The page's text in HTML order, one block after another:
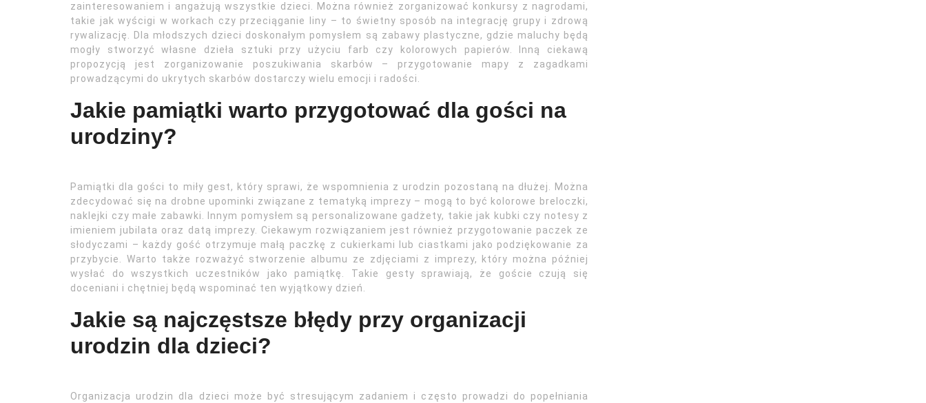
zainteresowaniem i angażują wszystkie dzieci. Można również zorganizować konkursy z nagrodami,
takie jak wyścigi w workach czy przeciąganie liny – to świetny sposób na integrację grupy i zdrową
rywalizację. Dla młodszych dzieci doskonałym pomysłem są zabawy plastyczne, gdzie maluchy będą
mogły stworzyć własne dzieła sztuki przy użyciu farb czy kolorowych papierów. Inną ciekawą
propozycją jest zorganizowanie poszukiwania skarbów – przygotowanie mapy z zagadkami
prowadzącymi do ukrytych skarbów dostarczy wielu emocji i radości.
Jakie pamiątki warto przygotować dla gości na
urodziny?
Pamiątki dla gości to miły gest, który sprawi, że wspomnienia z urodzin pozostaną na dłużej. Można
zdecydować się na drobne upominki związane z tematyką imprezy – mogą to być kolorowe breloczki,
naklejki czy małe zabawki. Innym pomysłem są personalizowane gadżety, takie jak kubki czy notesy z
imieniem jubilata oraz datą imprezy. Ciekawym rozwiązaniem jest również przygotowanie paczek ze
słodyczami – każdy gość otrzymuje małą paczkę z cukierkami lub ciastkami jako podziękowanie za
przybycie. Warto także rozważyć stworzenie albumu ze zdjęciami z imprezy, który można później
wysłać do wszystkich uczestników jako pamiątkę. Takie gesty sprawiają, że goście czują się
doceniani i chętniej będą wspominać ten wyjątkowy dzień.
Jakie są najczęstsze błędy przy organizacji
urodzin dla dzieci?
Organizacja urodzin dla dzieci może być stresującym zadaniem i często prowadzi do popełniania